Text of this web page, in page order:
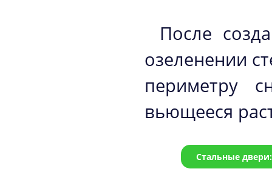
После
озеленении
периметру
вьющееся
Стальные